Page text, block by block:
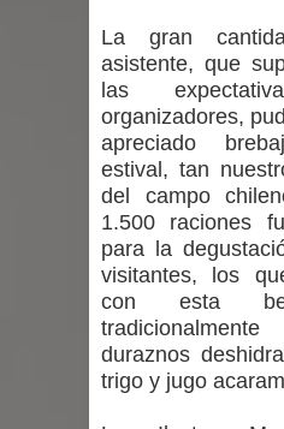
La gran
asistente, que
las
organizadores,
apreciado
estival, tan
del campo
1.500 raciones
para la
visitantes, los
con esta
duraznos
trigo y jugo